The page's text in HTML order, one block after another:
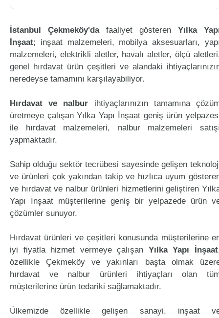
İstanbul Çekmeköy'dafaaliyet gösteren Yılka
İnşaat; inşaat malzemeleri, mobilya aksesuarları,
malzemeleri, elektrikli aletler, havalı aletler, ölçü
genel hırdavat ürün çeşitleri ve alandaki
neredeyse tamamını karşılayabiliyor.
Hırdavat ve nalbur ihtiyaçlarınızın tamamına
üretmeye çalışan Yılka Yapı İnşaat geniş ürün
ile hırdavat malzemeleri, nalbur malzemeleri
yapmaktadır.
Sahip olduğu sektör tecrübesi sayesinde gelişen
ve ürünleri çok yakından takip ve hızlıca uyum
ve hırdavat ve nalbur ürünleri hizmetlerini geliştiren
Yapı İnşaat müşterilerine geniş bir yelpazede ürün
çözümler sunuyor.
Hırdavat ürünleri ve çeşitleri konusunda müşterilerine
iyi fiyatla hizmet vermeye çalışan Yılka Yapı İnşaat
özellikle Çekmeköy ve yakınları başta olmak
hırdavat ve nalbur ürünleri ihtiyaçları olan
müşterilerine ürün tedariki sağlamaktadır.
Ülkemizde özellikle gelişen sanayi, inşaat